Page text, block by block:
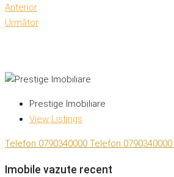
Anterior
Următor
Prestige Imobiliare
View Listings
Telefon 0790340000 Telefon 0790340000
Imobile vazute recent